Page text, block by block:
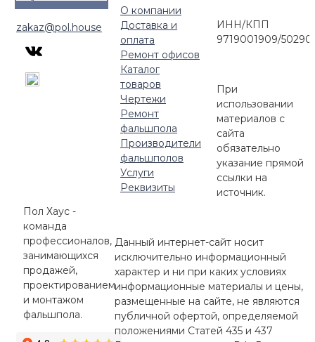
zakaz@pol.house
О компании
Доставка и
оплата
Ремонт офисов
Каталог
товаров
Чертежи
Ремонт
фальшпола
Производители
фальшполов
Услуги
Реквизиты
Пол Хаус -
команда
профессионалов,
занимающихся
продажей,
проектированием
и монтажом
фальшпола.
ИНН/КПП
9719001909/
При
использовании
материалов с
сайта
обязательно
указание прямой
ссылки на
источник.
Данный интернет-сайт носит
исключительно информационный
характер и ни при каких условиях
информационные материалы и цены,
размещенные на сайте, не являются
публичной офертой, определяемой
положениями Статей 435 и 437